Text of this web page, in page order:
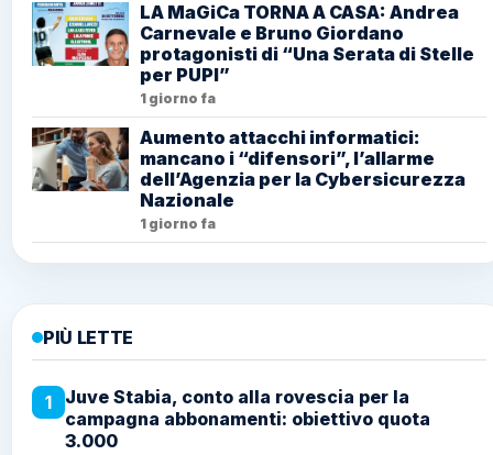
LA MaGiCa TORNA A CASA: Andrea
Carnevale e Bruno Giordano
protagonisti di “Una Serata di Stelle
per PUPI”
1 giorno fa
Aumento attacchi informatici:
mancano i “difensori”, l’allarme
dell’Agenzia per la Cybersicurezza
Nazionale
1 giorno fa
PIÙ LETTE
1
Juve Stabia, conto alla rovescia per la
campagna abbonamenti: obiettivo quota
3.000